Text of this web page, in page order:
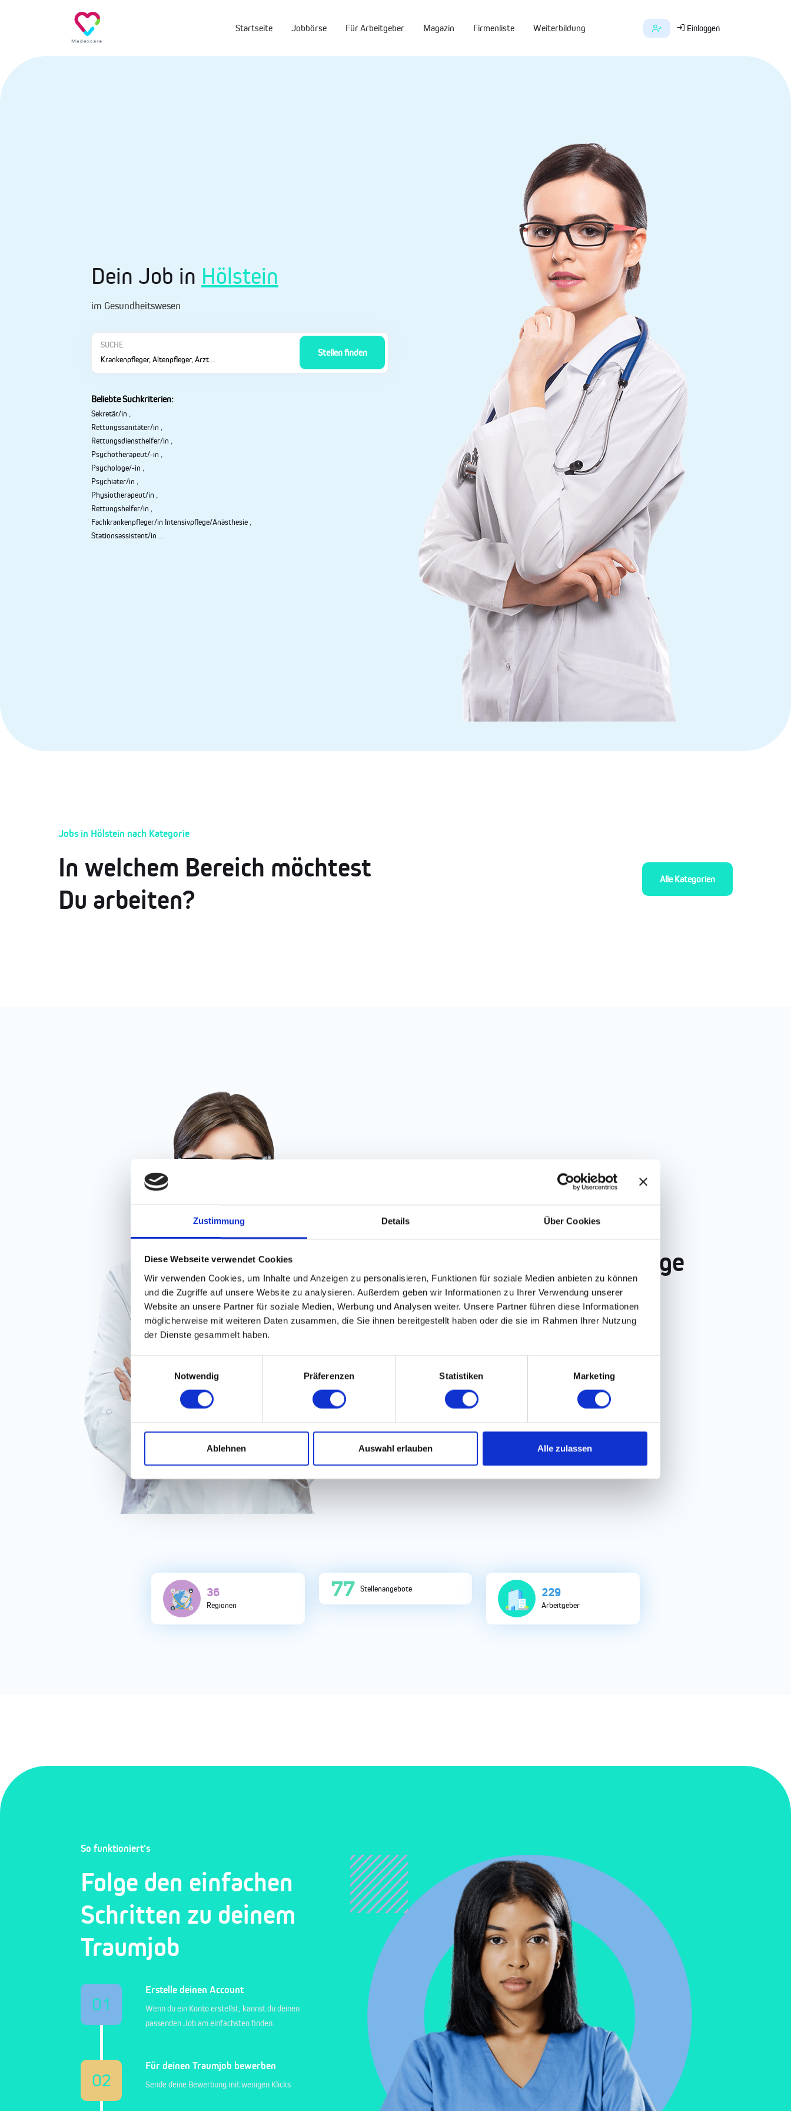
Zustimmung Details Über Cookies
Diese Webseite verwendet Cookies
Wir verwenden Cookies, um Inhalte und Anzeigen zu personalisieren, Funktionen für soziale Medien anbieten zu können
und die Zugriffe auf unsere Website zu analysieren. Außerdem geben wir Informationen zu Ihrer Verwendung unserer
Website an unsere Partner für soziale Medien, Werbung und Analysen weiter. Unsere Partner führen diese Informationen
möglicherweise mit weiteren Daten zusammen, die Sie ihnen bereitgestellt haben oder die sie im Rahmen Ihrer Nutzung
der Dienste gesammelt haben.
Einwilligungsauswahl
Notwendig
Präferenzen Statistiken Marketing
Ablehnen Auswahl erlauben Alle zulassen
Startseite Jobbörse Für Arbeitgeber Magazin Firmenliste Weiterbildung Einloggen
Dein Job in Hölstein
im Gesundheitswesen
SUCHE
Stellen finden
Beliebte Suchkriterien:
Sekretär/in ,
Rettungssanitäter/in ,
Rettungsdiensthelfer/in ,
Psychotherapeut/-in ,
Psychologe/-in ,
Psychiater/in ,
Physiotherapeut/in ,
Rettungshelfer/in ,
Fachkrankenpfleger/in Intensivpflege/Anästhesie ,
Stationsassistent/in
Jobs in Hölstein nach Kategorie
In welchem Bereich möchtest
Du arbeiten?
Alle Kategorien
besten Jobs in der Pflege
100% kostenlos
118
Regionen
252 Stellenangebote 747
Arbeitgeber
So funktioniert's
Folge den einfachen
Schritten zu deinem
Traumjob
01
Erstelle deinen Account
Wenn du ein Konto erstellst, kannst du deinen
passenden Job am einfachsten finden.
02
Für deinen Traumjob bewerben
Sende deine Bewerbung mit wenigen Klicks